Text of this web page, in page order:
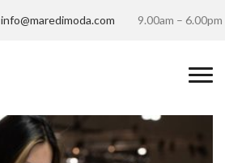
info@maredimoda.com 9.00am – 6.00pm